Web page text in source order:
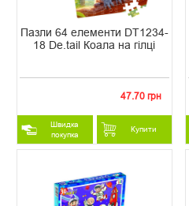
Пазли 64 елементи DT1234-
18 De.tail Коала на гілці
47.70 грн
Швидка
покупка
Купити